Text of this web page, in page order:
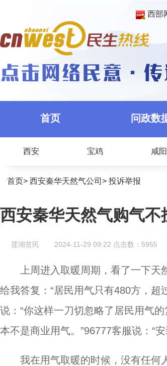
西部
首页 问政数
西安 宝鸡 咸阳
首页> 西安秦华天然气公司 > 投诉举报
西安秦华天然气购气
莲湖贫民 2024-11-29 09:22 点击数： 5955
上周进入取暖周期，看了一下
给我答复：“居民用气只有480方，
说：“你这样一刀切忽略了居民用气
本不是商业用气。”96777客服说：“
我在用气取暖的时候，没有任何